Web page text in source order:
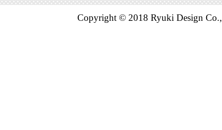
Copyright © 2018 Ryuki Design